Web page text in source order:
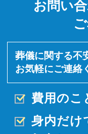
お問い
葬儀に関する不
お気軽にご連絡
費用のこ
身内だけ